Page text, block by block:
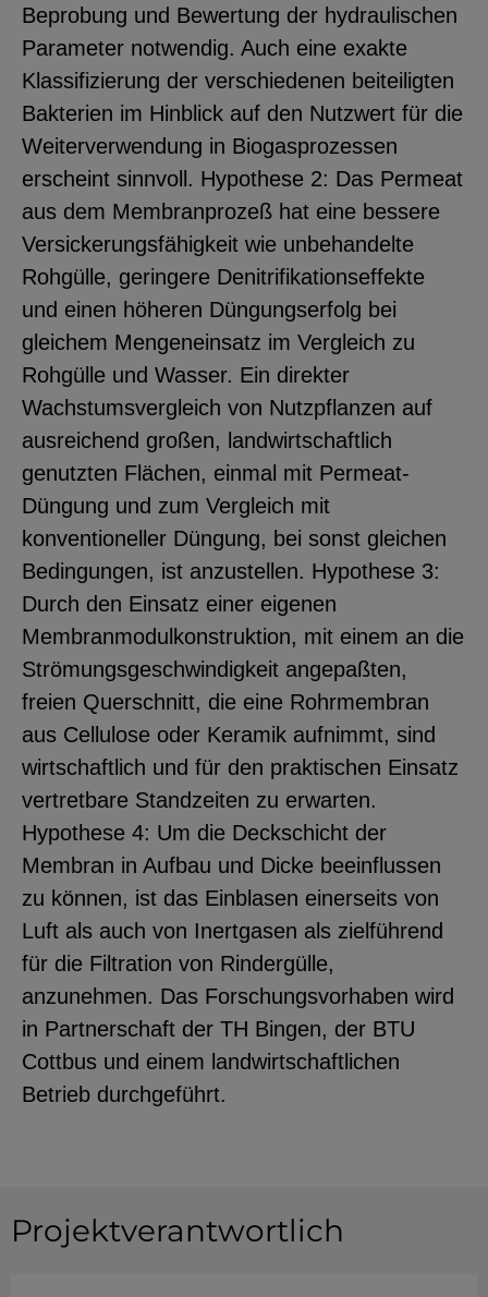
Beprobung und Bewertung der hydraulischen
Parameter notwendig. Auch eine exakte
Klassifizierung der verschiedenen beiteiligten
Bakterien im Hinblick auf den Nutzwert für die
Weiterverwendung in Biogasprozessen
erscheint sinnvoll. Hypothese 2: Das Permeat
aus dem Membranprozeß hat eine bessere
Versickerungsfähigkeit wie unbehandelte
Rohgülle, geringere Denitrifikationseffekte
und einen höheren Düngungserfolg bei
gleichem Mengeneinsatz im Vergleich zu
Rohgülle und Wasser. Ein direkter
Wachstumsvergleich von Nutzpflanzen auf
ausreichend großen, landwirtschaftlich
genutzten Flächen, einmal mit Permeat-
Düngung und zum Vergleich mit
konventioneller Düngung, bei sonst gleichen
Bedingungen, ist anzustellen. Hypothese 3:
Durch den Einsatz einer eigenen
Membranmodulkonstruktion, mit einem an die
Strömungsgeschwindigkeit angepaßten,
freien Querschnitt, die eine Rohrmembran
aus Cellulose oder Keramik aufnimmt, sind
wirtschaftlich und für den praktischen Einsatz
vertretbare Standzeiten zu erwarten.
Hypothese 4: Um die Deckschicht der
Membran in Aufbau und Dicke beeinflussen
zu können, ist das Einblasen einerseits von
Luft als auch von Inertgasen als zielführend
für die Filtration von Rindergülle,
anzunehmen. Das Forschungsvorhaben wird
in Partnerschaft der TH Bingen, der BTU
Cottbus und einem landwirtschaftlichen
Betrieb durchgeführt.
Projektverantwortlich